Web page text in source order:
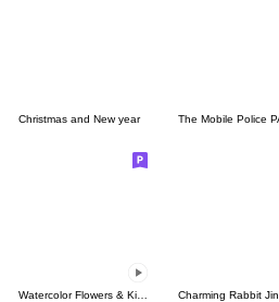
Christmas and New year
Charming Rabbit Jin